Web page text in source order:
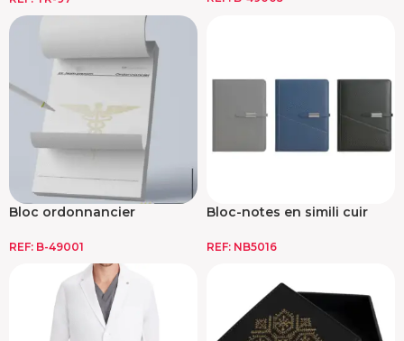
Bloc ordonnancier
REF: B-49001
Bloc-notes en simili cuir
REF: NB5016